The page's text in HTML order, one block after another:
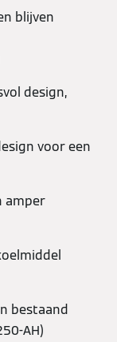
blijven
design,
voor een
amper
bestaand
AH)